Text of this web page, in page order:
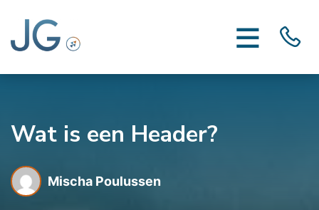
Wat is een Header?
Mischa Poulussen